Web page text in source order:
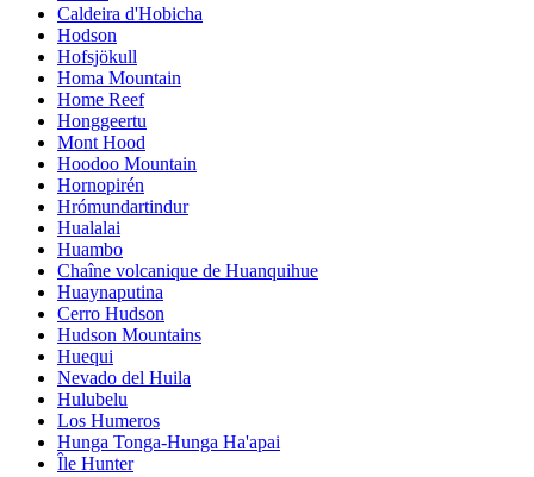
Caldeira d'Hobicha
Hodson
Hofsjökull
Homa Mountain
Home Reef
Honggeertu
Mont Hood
Hoodoo Mountain
Hornopirén
Hrómundartindur
Hualalai
Huambo
Chaîne volcanique de Huanquihue
Huaynaputina
Cerro Hudson
Hudson Mountains
Huequi
Nevado del Huila
Hulubelu
Los Humeros
Hunga Tonga-Hunga Ha'apai
Île Hunter